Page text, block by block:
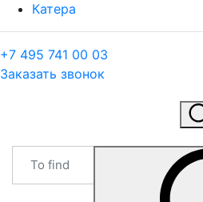
Катера
+7 495 741 00 03
Заказать звонок